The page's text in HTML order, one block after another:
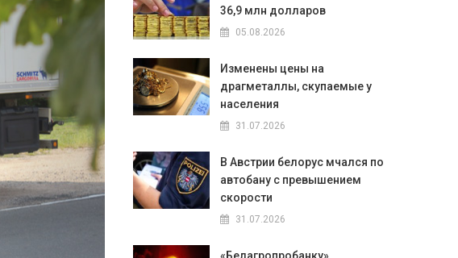
36,9 млн долларов
05.08.2026
Изменены цены на
драгметаллы, скупаемые у
населения
31.07.2026
В Австрии белорус мчался по
автобану с превышением
скорости
31.07.2026